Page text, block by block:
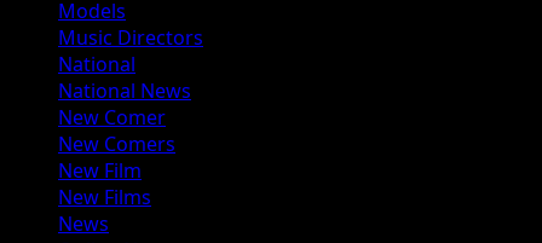
Models
Music Directors
National
National News
New Comer
New Comers
New Film
New Films
News